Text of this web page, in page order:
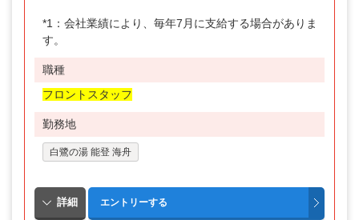
*1：会社業績により、毎年7月に支給する場合がありま
す。
職種
フロントスタッフ
勤務地
白鷺の湯 能登 海舟